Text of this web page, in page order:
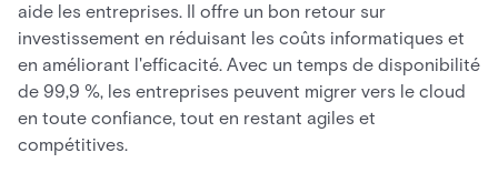
aide les entreprises. Il offre un bon retour sur
investissement en réduisant les coûts informatiques et
en améliorant l'efficacité. Avec un temps de disponibilité
de 99,9 %, les entreprises peuvent migrer vers le cloud
en toute confiance, tout en restant agiles et
compétitives.